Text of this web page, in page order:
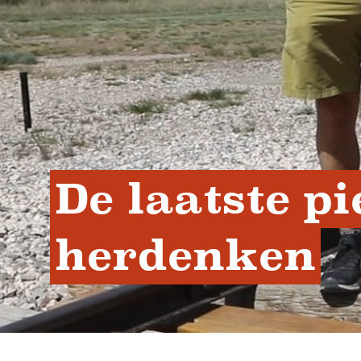
De laatste
herdenken